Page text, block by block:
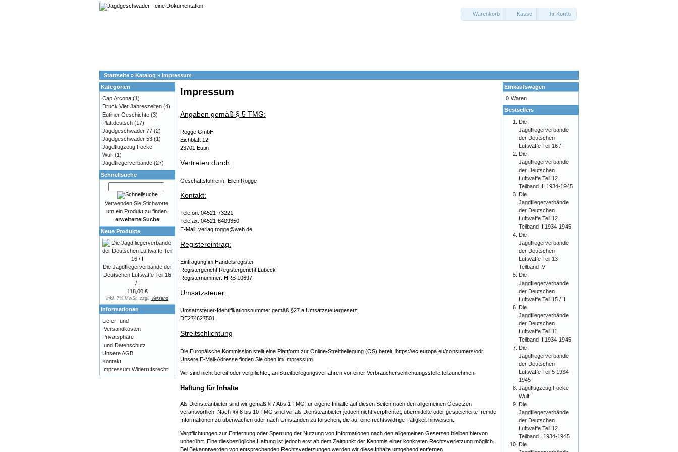
Warenkorb Kasse Ihr Konto
Startseite » Katalog » Impressum
Impressum
Angaben gemäß § 5 TMG:
Rogge GmbH
Eichblatt 12
23701 Eutin
Vertreten durch:
Geschäftsführerin: Ellen Rogge
Kontakt:
Telefon: 04521-73221
Telefax: 04521-8409350
E-Mail: verlag.rogge@web.de
Registereintrag:
Eintragung im Handelsregister.
Registergericht:Registergericht Lübeck
Registernummer: HRB 10697
Umsatzsteuer:
Umsatzsteuer-Identifikationsnummer gemäß §27 a Umsatzsteuergesetz:
DE274627501
Streitschlichtung
Die Europäische Kommission stellt eine Plattform zur Online-Streitbeilegung (OS) bereit: https://ec.europa.eu/consumers/odr.
Unsere E-Mail-Adresse finden Sie oben im Impressum.
Wir sind nicht bereit oder verpflichtet, an Streitbeilegungsverfahren vor einer Verbraucherschlichtungsstelle teilzunehmen.
Haftung für Inhalte
Als Diensteanbieter sind wir gemäß § 7 Abs.1 TMG für eigene Inhalte auf diesen Seiten nach den allgemeinen Gesetzen
verantwortlich. Nach §§ 8 bis 10 TMG sind wir als Diensteanbieter jedoch nicht verpflichtet, übermittelte oder gespeicherte fremde
Informationen zu überwachen oder nach Umständen zu forschen, die auf eine rechtswidrige Tätigkeit hinweisen.
Verpflichtungen zur Entfernung oder Sperrung der Nutzung von Informationen nach den allgemeinen Gesetzen bleiben hiervon
unberührt. Eine diesbezügliche Haftung ist jedoch erst ab dem Zeitpunkt der Kenntnis einer konkreten Rechtsverletzung möglich.
Bei Bekanntwerden von entsprechenden Rechtsverletzungen werden wir diese Inhalte umgehend entfernen.
Kategorien
Cap Arcona (1)
Druck Vier Jahreszeiten (4)
Eutiner Geschichte (3)
Plattdeutsch (17)
Jagdgeschwader 77 (2)
Jagdgeschwader 53 (1)
Jagdflugzeug Focke
Wulf (1)
Jagdfliegerverbände (27)
Schnellsuche
Verwenden Sie Stichworte,
um ein Produkt zu finden.
erweiterte Suche
Neue Produkte
Die Jagdfliegerverbände der
Deutschen Luftwaffe Teil 16
/ I
118,00 €
inkl. 7% MwSt. zzgl. Versand
Informationen
Liefer- und
Versandkosten
Privatsphäre
und Datenschutz
Unsere AGB
Kontakt
Impressum Widerrufsrecht
Einkaufswagen
0 Waren
Bestsellers
Die
Jagdfliegerverbände
der Deutschen
Luftwaffe Teil 16 / I
Die
Jagdfliegerverbände
der Deutschen
Luftwaffe Teil 12
Teilband III 1934-1945
Die
Jagdfliegerverbände
der Deutschen
Luftwaffe Teil 12
Teilband II 1934-1945
Die
Jagdfliegerverbände
der Deutschen
Luftwaffe Teil 13
Teilband IV
Die
Jagdfliegerverbände
der Deutschen
Luftwaffe Teil 15 / II
Die
Jagdfliegerverbände
der Deutschen
Luftwaffe Teil 11
Teilband II 1934-1945
Die
Jagdfliegerverbände
der Deutschen
Luftwaffe Teil 5 1934-
1945
Jagdflugzeug Focke
Wulf
Die
Jagdfliegerverbände
der Deutschen
Luftwaffe Teil 12
Teilband I 1934-1945
Die